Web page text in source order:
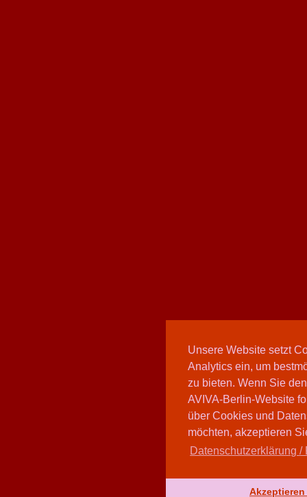
Unsere Website setzt
Analytics ein, um
zu bieten. Wenn Sie
AVIVA-Berlin-Website
über Cookies und
möchten, akzeptieren
Datenschutzerklärung /